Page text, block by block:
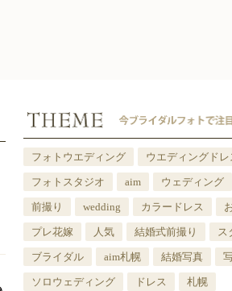
フォトウエディング ウエディングドレ
フォトスタジオ aim ウェディング
前撮り wedding カラードレス
プレ花嫁 人気 結婚式前撮り ス
ブライダル aim札幌 結婚写真
ソロウェディング ドレス 札幌